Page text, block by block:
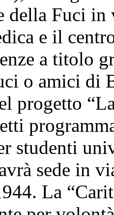
della Fuci
e il
a titolo
o amici di
progetto
studenti
sede in
La